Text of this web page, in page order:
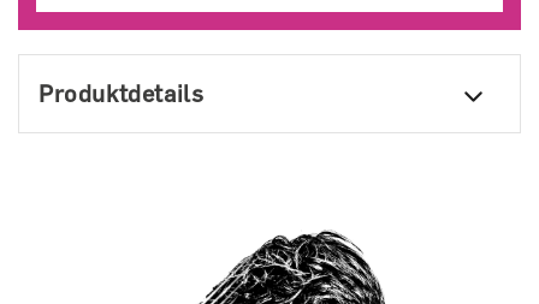
Produktdetails